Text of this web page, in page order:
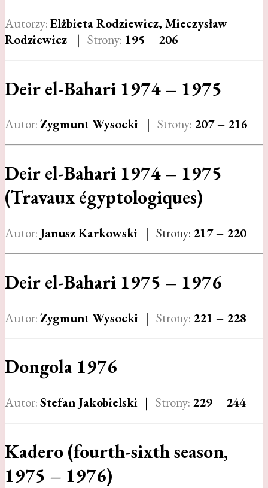
Autorzy:Elżbieta Rodziewicz, Mieczysław
Rodziewicz | Strony: 195 – 206
Deir el-Bahari 1974 – 1975
Autor:Zygmunt Wysocki | Strony: 207 – 216
Deir el-Bahari 1974 – 1975
(Travaux égyptologiques)
Autor: Janusz Karkowski | Strony: 217 – 220
Deir el-Bahari 1975 – 1976
Autor:Zygmunt Wysocki | Strony: 221 – 228
Dongola 1976
Autor:Stefan Jakobielski | Strony: 229 – 244
Kadero (fourth-sixth season,
1975 – 1976)